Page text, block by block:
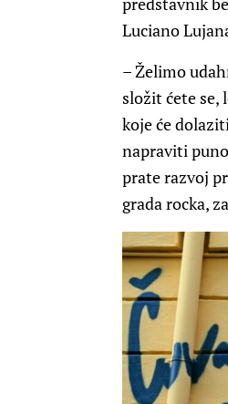
Luciano
– Želimo
složit ćete se,
koje će
napraviti
prate razvoj
grada rocka,